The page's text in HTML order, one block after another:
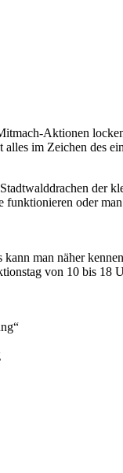
Aktionen
im Zeichen des
der
oder
kann man näher
von 10 bis